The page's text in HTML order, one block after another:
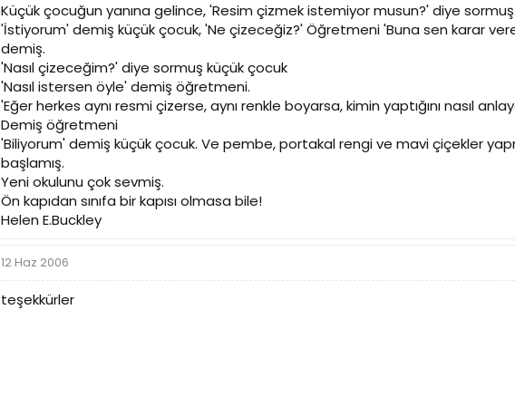
Küçük çocuğun yanına gelince, 'Resim çizmek istemiyor musun?' diye
'İstiyorum' demiş küçük çocuk, 'Ne çizeceğiz?' Öğretmeni 'Buna sen karar
demiş.
'Nasıl çizeceğim?' diye sormuş küçük çocuk
'Nasıl istersen öyle' demiş öğretmeni.
'Eğer herkes aynı resmi çizerse, aynı renkle boyarsa, kimin yaptığını nasıl
Demiş öğretmeni
'Biliyorum' demiş küçük çocuk. Ve pembe, portakal rengi ve mavi çiçekler
başlamış.
Yeni okulunu çok sevmiş.
Ön kapıdan sınıfa bir kapısı olmasa bile!
Helen E.Buckley
12 Haz 2006
teşekkürler